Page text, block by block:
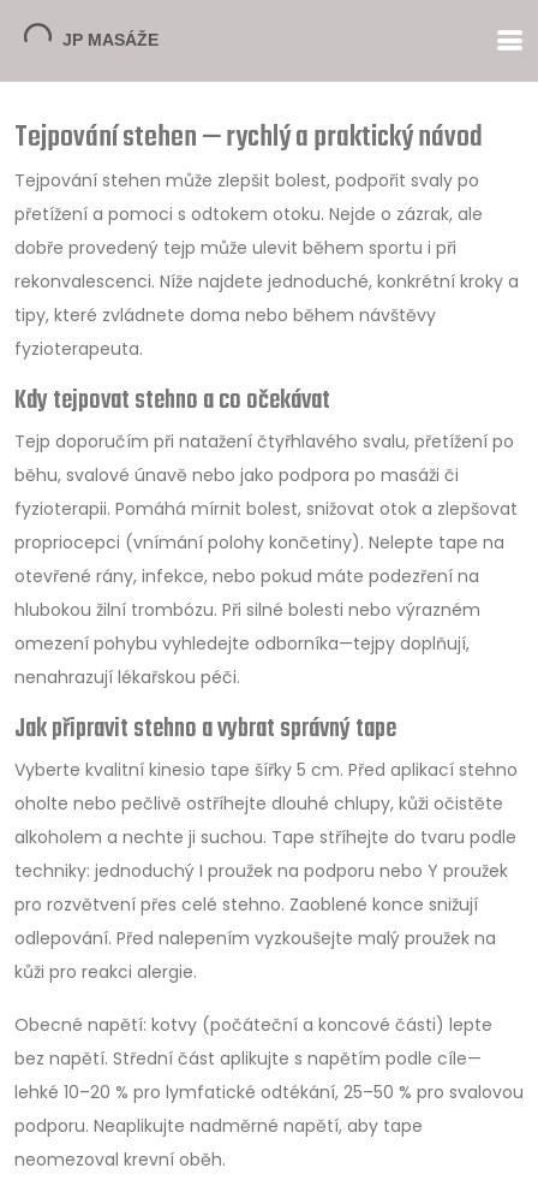
Tejpování stehen — rychlý a praktický návod
Tejpování stehen může zlepšit bolest, podpořit svaly po
přetížení a pomoci s odtokem otoku. Nejde o zázrak, ale
dobře provedený tejp může ulevit během sportu i při
rekonvalescenci. Níže najdete jednoduché, konkrétní kroky a
tipy, které zvládnete doma nebo během návštěvy
fyzioterapeuta.
Kdy tejpovat stehno a co očekávat
Tejp doporučím při natažení čtyřhlavého svalu, přetížení po
běhu, svalové únavě nebo jako podpora po masáži či
fyzioterapii. Pomáhá mírnit bolest, snižovat otok a zlepšovat
propriocepci (vnímání polohy končetiny). Nelepte tape na
otevřené rány, infekce, nebo pokud máte podezření na
hlubokou žilní trombózu. Při silné bolesti nebo výrazném
omezení pohybu vyhledejte odborníka—tejpy doplňují,
nenahrazují lékařskou péči.
Jak připravit stehno a vybrat správný tape
Vyberte kvalitní kinesio tape šířky 5 cm. Před aplikací stehno
oholte nebo pečlivě ostříhejte dlouhé chlupy, kůži očistěte
alkoholem a nechte ji suchou. Tape stříhejte do tvaru podle
techniky: jednoduchý I proužek na podporu nebo Y proužek
pro rozvětvení přes celé stehno. Zaoblené konce snižují
odlepování. Před nalepením vyzkoušejte malý proužek na
kůži pro reakci alergie.
Obecné napětí: kotvy (počáteční a koncové části) lepte
bez napětí. Střední část aplikujte s napětím podle cíle—
lehké 10–20 % pro lymfatické odtékání, 25–50 % pro svalovou
podporu. Neaplikujte nadměrné napětí, aby tape
neomezoval krevní oběh.